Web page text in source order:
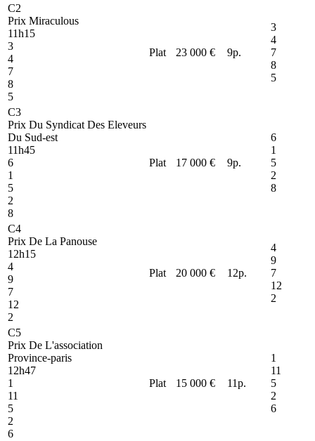
C2
Prix Miraculous
11h15
3
4
7
8
5
Plat 23 000 € 9p.
3
4
7
8
5
C3
Prix Du Syndicat Des Eleveurs
Du Sud-est
11h45
6
1
5
2
8
Plat 17 000 € 9p.
6
1
5
2
8
C4
Prix De La Panouse
12h15
4
9
7
12
2
Plat 20 000 € 12p.
4
9
7
12
2
C5
Prix De L'association
Province-paris
12h47
1
11
5
2
6
Plat 15 000 € 11p.
1
11
5
2
6